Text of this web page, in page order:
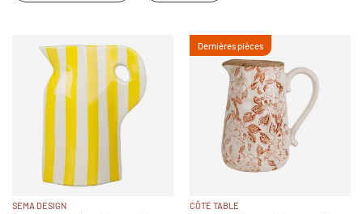
SEMA DESIGN
Dernières pièces
CÔTÉ TABLE